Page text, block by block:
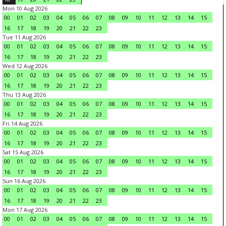
Mon 10 Aug 2026
00
01 02 03 04 05 06 07 08 09 10 11 12 13 14
15
16
17 18 19 20 21 22
23
Tue 11 Aug 2026
00
01 02 03 04 05 06 07 08 09 10 11 12 13 14
15
16
17 18 19 20 21 22
23
Wed 12 Aug 2026
00
01 02 03 04 05 06 07 08 09 10 11 12 13 14
15
16
17 18 19 20 21 22
23
Thu 13 Aug 2026
00
01 02 03 04 05 06 07 08 09 10 11 12 13 14
15
16
17 18 19 20 21 22
23
Fri 14 Aug 2026
00
01 02 03 04 05 06 07 08 09 10 11 12 13 14
15
16
17 18 19 20 21 22
23
Sat 15 Aug 2026
00
01 02 03 04 05 06 07 08 09 10 11 12 13 14
15
16
17 18 19 20 21 22
23
Sun 16 Aug 2026
00
01 02 03 04 05 06 07 08 09 10 11 12 13 14
15
16
17 18 19 20 21 22
23
Mon 17 Aug 2026
00
01 02 03 04 05 06 07 08 09 10 11 12 13 14
15